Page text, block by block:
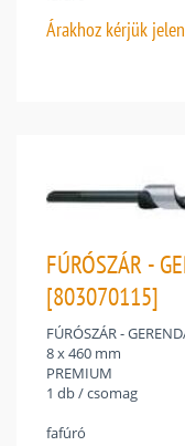
Árakhoz kérjük
FÚRÓSZÁR -
[803070115]
FÚRÓSZÁR -
8 x 460 mm
PREMIUM
1 db / csomag
fafúró